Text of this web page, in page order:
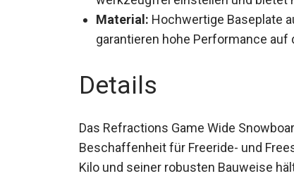
Material: Hochwertige Baseplate
garantieren hohe Performance auf
Details
Das Refractions Game Wide
Beschaffenheit für Freeride- und
Kilo und seiner robusten Bauweise